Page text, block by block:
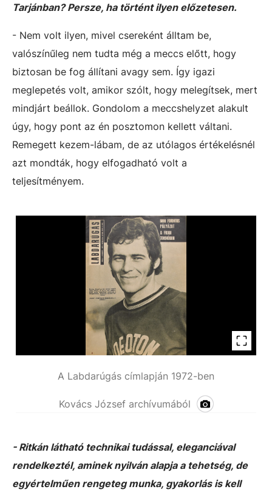
Tarjánban? Persze, ha történt ilyen előzetesen.
- Nem volt ilyen, mivel csereként álltam be,
valószínűleg nem tudta még a meccs előtt, hogy
biztosan be fog állítani avagy sem. Így igazi
meglepetés volt, amikor szólt, hogy melegítsek, mert
mindjárt beállok. Gondolom a meccshelyzet alakult
úgy, hogy pont az én posztomon kellett váltani.
Remegett kezem-lábam, de az utólagos értékelésnél
azt mondták, hogy elfogadható volt a
teljesítményem.
A Labdarúgás címlapján 1972-ben
Kovács József archívumából
- Ritkán látható technikai tudással, eleganciával
rendelkeztél, aminek nyilván alapja a tehetség, de
egyértelműen rengeteg munka, gyakorlás is kell